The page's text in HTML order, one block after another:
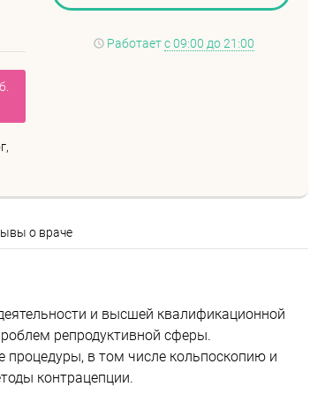
Работаетс 09:00 до 21:00
о враче
и высшей квалификационной
репродуктивной сферы.
в том числе кольпоскопию и
контрацепции.